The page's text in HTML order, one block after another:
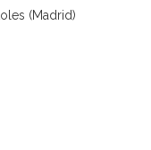
(Madrid)